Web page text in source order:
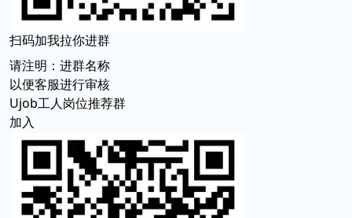
扫码加我拉你进群
请注明：进群名称
以便客服进行审核
Ujob工人岗位推荐群
加入